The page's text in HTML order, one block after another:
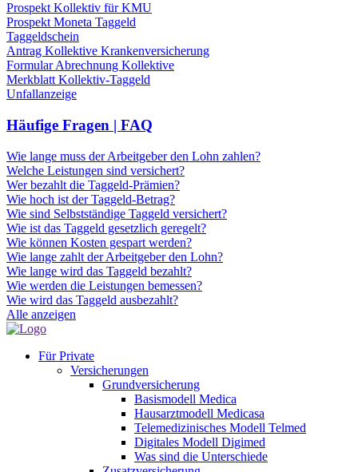
Prospekt Kollektiv für KMU
Prospekt Moneta Taggeld
Taggeldschein
Antrag Kollektive Krankenversicherung
Formular Abrechnung Kollektive
Merkblatt Kollektiv-Taggeld
Unfallanzeige
Häufige Fragen | FAQ
Wie lange muss der Arbeitgeber den Lohn zahlen?
Welche Leistungen sind versichert?
Wer bezahlt die Taggeld-Prämien?
Wie hoch ist der Taggeld-Betrag?
Wie sind Selbstständige Taggeld versichert?
Wie ist das Taggeld gesetzlich geregelt?
Wie können Kosten gespart werden?
Wie lange zahlt der Arbeitgeber den Lohn?
Wie lange wird das Taggeld bezahlt?
Wie werden die Leistungen bemessen?
Wie wird das Taggeld ausbezahlt?
Alle anzeigen
Für Private
Versicherungen
Grundversicherung
Basismodell Medica
Hausarztmodell Medicasa
Telemedizinisches Modell Telmed
Digitales Modell Digimed
Was sind die Unterschiede